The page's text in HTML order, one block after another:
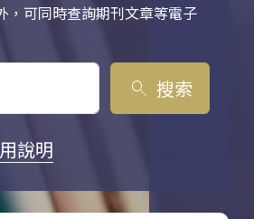
，可同時查詢期刊文章等電子
search 搜索
說明